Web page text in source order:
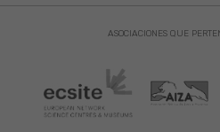
ASOCIACIONES QUE